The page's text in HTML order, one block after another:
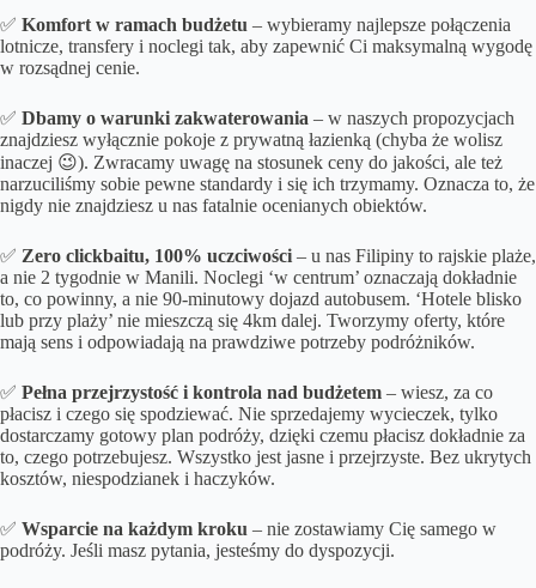
✅ Komfort w ramach budżetu – wybieramy najlepsze połączenia
lotnicze, transfery i noclegi tak, aby zapewnić Ci maksymalną wygodę
w rozsądnej cenie.
✅ Dbamy o warunki zakwaterowania – w naszych propozycjach
znajdziesz wyłącznie pokoje z prywatną łazienką (chyba że wolisz
inaczej 😉). Zwracamy uwagę na stosunek ceny do jakości, ale też
narzuciliśmy sobie pewne standardy i się ich trzymamy. Oznacza to, że
nigdy nie znajdziesz u nas fatalnie ocenianych obiektów.
✅ Zero clickbaitu, 100% uczciwości – u nas Filipiny to rajskie plaże,
a nie 2 tygodnie w Manili. Noclegi ‘w centrum’ oznaczają dokładnie
to, co powinny, a nie 90-minutowy dojazd autobusem. ‘Hotele blisko
lub przy plaży’ nie mieszczą się 4km dalej. Tworzymy oferty, które
mają sens i odpowiadają na prawdziwe potrzeby podróżników.
✅ Pełna przejrzystość i kontrola nad budżetem – wiesz, za co
płacisz i czego się spodziewać. Nie sprzedajemy wycieczek, tylko
dostarczamy gotowy plan podróży, dzięki czemu płacisz dokładnie za
to, czego potrzebujesz. Wszystko jest jasne i przejrzyste. Bez ukrytych
kosztów, niespodzianek i haczyków.
✅ Wsparcie na każdym kroku – nie zostawiamy Cię samego w
podróży. Jeśli masz pytania, jesteśmy do dyspozycji.